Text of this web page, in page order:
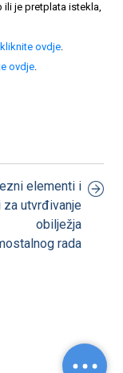
je pretplata istekla,
kliknite ovdje.
ovdje.
elementi i
za utvrđivanje
obilježja
rada